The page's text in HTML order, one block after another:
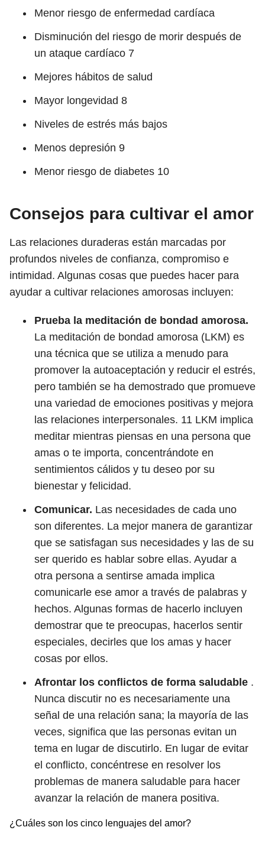
Menor riesgo de enfermedad cardíaca
Disminución del riesgo de morir después de
un ataque cardíaco 7
Mejores hábitos de salud
Mayor longevidad 8
Niveles de estrés más bajos
Menos depresión 9
Menor riesgo de diabetes 10
Consejos para cultivar el amor
Las relaciones duraderas están marcadas por
profundos niveles de confianza, compromiso e
intimidad. Algunas cosas que puedes hacer para
ayudar a cultivar relaciones amorosas incluyen:
Prueba la meditación de bondad amorosa.
La meditación de bondad amorosa (LKM) es
una técnica que se utiliza a menudo para
promover la autoaceptación y reducir el estrés,
pero también se ha demostrado que promueve
una variedad de emociones positivas y mejora
las relaciones interpersonales. 11 LKM implica
meditar mientras piensas en una persona que
amas o te importa, concentrándote en
sentimientos cálidos y tu deseo por su
bienestar y felicidad.
Comunicar. Las necesidades de cada uno
son diferentes. La mejor manera de garantizar
que se satisfagan sus necesidades y las de su
ser querido es hablar sobre ellas. Ayudar a
otra persona a sentirse amada implica
comunicarle ese amor a través de palabras y
hechos. Algunas formas de hacerlo incluyen
demostrar que te preocupas, hacerlos sentir
especiales, decirles que los amas y hacer
cosas por ellos.
Afrontar los conflictos de forma saludable .
Nunca discutir no es necesariamente una
señal de una relación sana; la mayoría de las
veces, significa que las personas evitan un
tema en lugar de discutirlo. En lugar de evitar
el conflicto, concéntrese en resolver los
problemas de manera saludable para hacer
avanzar la relación de manera positiva.
¿Cuáles son los cinco lenguajes del amor?